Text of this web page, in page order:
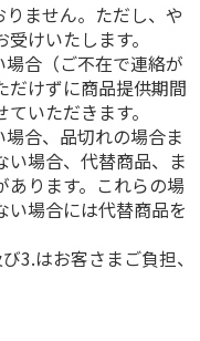
ません。ただし、や
けいたします。
合（ご不在で連絡が
だけずに商品提供期間
いただきます。
合、品切れの場合ま
い場合、代替商品、ま
ります。これらの場
い場合には代替商品を
3.はお客さまご負担、